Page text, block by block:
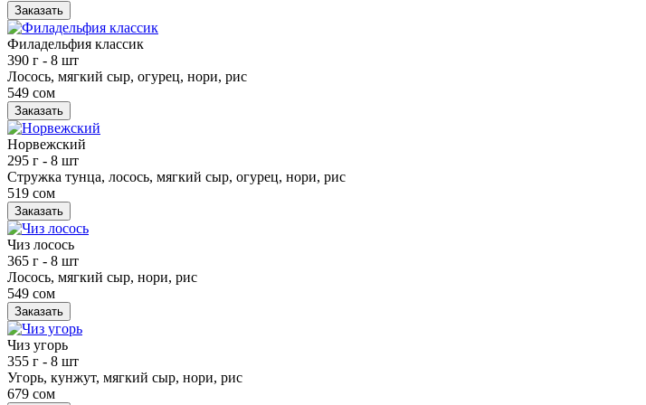
Заказать
Филадельфия классик
390 г - 8 шт
Лосось, мягкий сыр, огурец, нори, рис
549 сом
Заказать
Норвежский
295 г - 8 шт
Стружка тунца, лосось, мягкий сыр, огурец, нори, рис
519 сом
Заказать
Чиз лосось
365 г - 8 шт
Лосось, мягкий сыр, нори, рис
549 сом
Заказать
Чиз угорь
355 г - 8 шт
Угорь, кунжут, мягкий сыр, нори, рис
679 сом